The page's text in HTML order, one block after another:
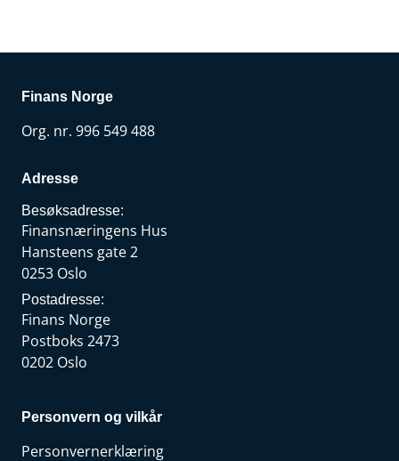
Finans Norge
Org. nr. 996 549 488
Adresse
Besøksadresse:
Finansnæringens Hus
Hansteens gate 2
0253 Oslo
Postadresse:
Finans Norge
Postboks 2473
0202 Oslo
Personvern og vilkår
Personvernerklæring